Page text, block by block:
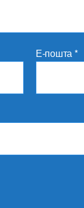
Е-пошта*